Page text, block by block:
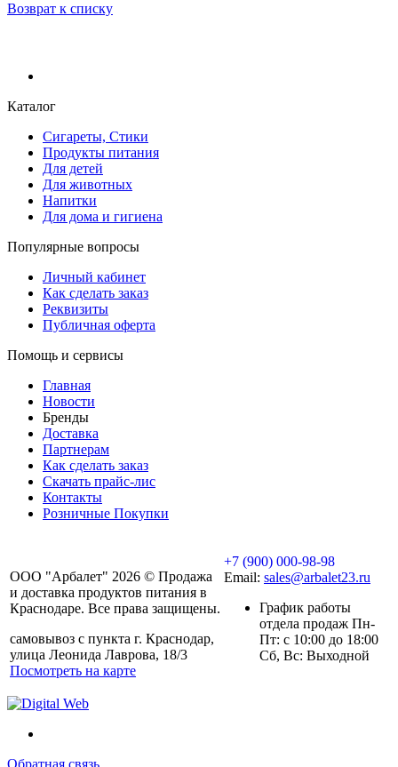
Возврат к списку
Каталог
Сигареты, Стики
Продукты питания
Для детей
Для животных
Напитки
Для дома и гигиена
Популярные вопросы
Личный кабинет
Как сделать заказ
Реквизиты
Публичная оферта
Помощь и сервисы
Главная
Новости
Бренды
Доставка
Партнерам
Как сделать заказ
Скачать прайс-лис
Контакты
Розничные Покупки
ООО "Арбалет" 2026 © Продажа
и доставка продуктов питания в
Краснодаре. Все права защищены.
самовывоз с пункта г. Краснодар,
улица Леонида Лаврова, 18/3
Посмотреть на карте
+7 (900) 000-98-98
Email: sales@arbalet23.ru
График работы
отдела продаж Пн-
Пт: с 10:00 до 18:00
Сб, Вс: Выходной
Обратная связь